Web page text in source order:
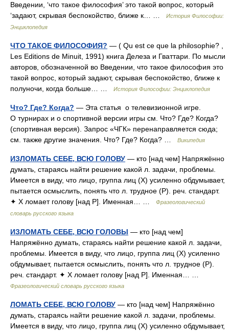
Введении, ‘что такое философия’ это такой вопрос, который
‘задают, скрывая беспокойство, ближе к… …
История Философии:
Энциклопедия
ЧТО ТАКОЕ ФИЛОСОФИЯ? — ( Qu est ce que la philosophie? ,
Les Editions de Minuit, 1991) книга Делеза и Гваттари. По мысли
авторов, обозначенной во Введении, что такое философия это
такой вопрос, который задают, скрывая беспокойство, ближе к
полуночи, когда больше… …
История Философии: Энциклопедия
Что? Где? Когда? — Эта статья о телевизионной игре.
О турнирах и о спортивной версии игры см. Что? Где? Когда?
(спортивная версия). Запрос «ЧГК» перенаправляется сюда;
см. также другие значения. Что? Где? Когда? …
Википедия
ИЗЛОМАТЬ СЕБЕ, ВСЮ ГОЛОВУ — кто [над чем] Напряжённо
думать, стараясь найти решение какой л. задачи, проблемы.
Имеется в виду, что лицо, группа лиц (Х) усиленно обдумывает,
пытается осмыслить, понять что л. трудное (Р). реч. стандарт.
✦ Х ломает голову [над Р]. Именная… …
Фразеологический
словарь русского языка
ИЗЛОМАТЬ СЕБЕ, ВСЮ ГОЛОВЫ — кто [над чем]
Напряжённо думать, стараясь найти решение какой л. задачи,
проблемы. Имеется в виду, что лицо, группа лиц (Х) усиленно
обдумывает, пытается осмыслить, понять что л. трудное (Р).
реч. стандарт. ✦ Х ломает голову [над Р]. Именная… …
Фразеологический словарь русского языка
ЛОМАТЬ СЕБЕ, ВСЮ ГОЛОВУ — кто [над чем] Напряжённо
думать, стараясь найти решение какой л. задачи, проблемы.
Имеется в виду, что лицо, группа лиц (Х) усиленно обдумывает,